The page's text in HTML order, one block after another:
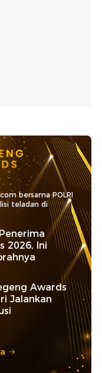
bersama POLRI
teladan di
2026, Ini
Awards
Jalankan